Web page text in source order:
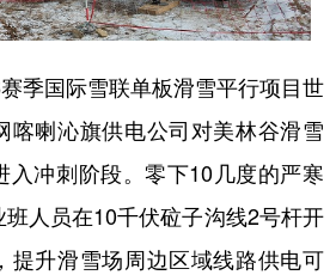
振兴 银龄 溯源中国
一路 亚太网 上市公司
国际雪联单板滑雪平行项目世
喀喇沁旗供电公司对美林谷滑雪
入冲刺阶段。零下10几度的严寒
人员在10千伏砬子沟线2号杆开
提升滑雪场周边区域线路供电可